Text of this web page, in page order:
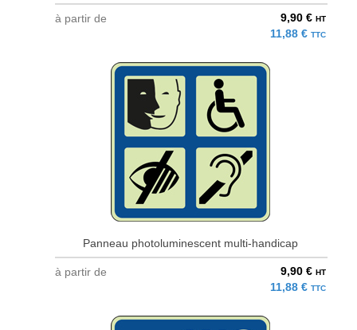
à partir de 9,90 € HT
11,88 € TTC
Panneau photoluminescent multi-handicap
à partir de 9,90 € HT
11,88 € TTC